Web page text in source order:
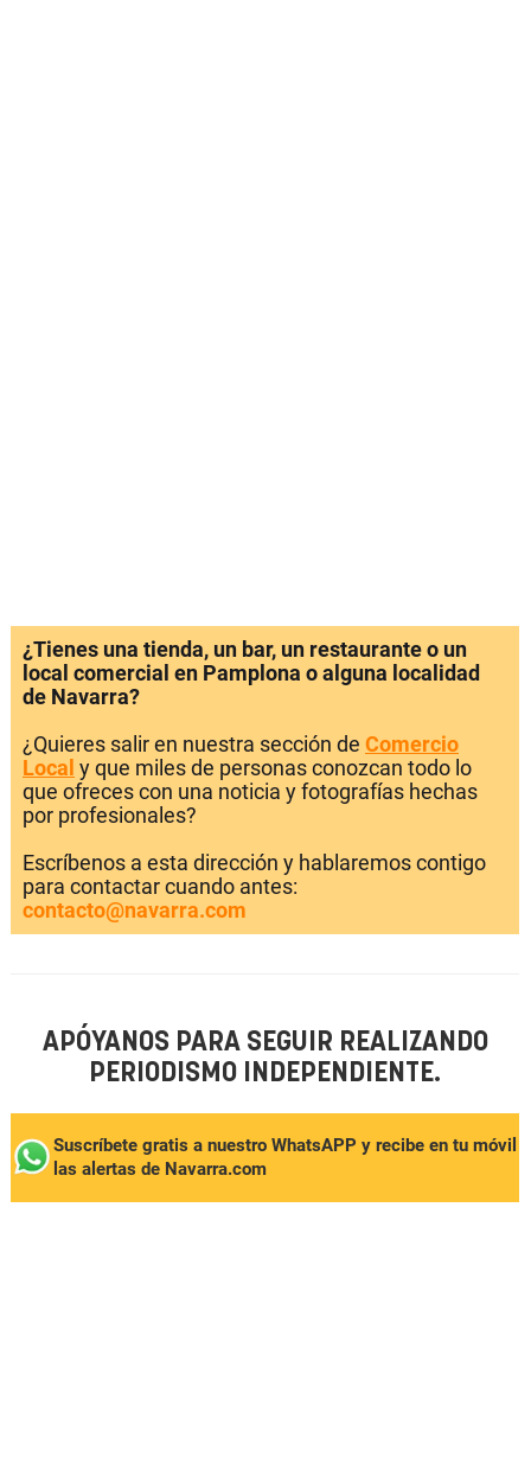
¿Tienes una tienda, un bar, un restaurante o un
local comercial en Pamplona o alguna localidad
de Navarra?
¿Quieres salir en nuestra sección de Comercio
Local y que miles de personas conozcan todo lo
que ofreces con una noticia y fotografías hechas
por profesionales?
Escríbenos a esta dirección y hablaremos contigo
para contactar cuando antes:
contacto@navarra.com
APÓYANOS PARA SEGUIR REALIZANDO
PERIODISMO INDEPENDIENTE.
Suscríbete gratis a nuestro WhatsAPP y recibe en tu móvil
las alertas de Navarra.com